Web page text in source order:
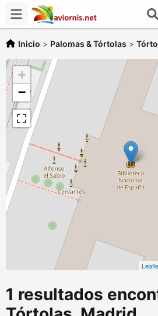
Inicio > Palomas & Tórtolas >
+
−
1 resultados